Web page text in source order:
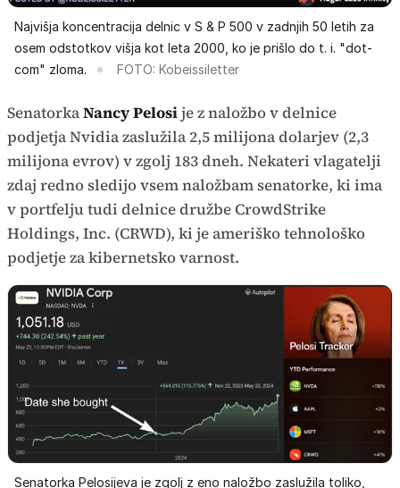
Najvišja koncentracija delnic v S & P 500 v zadnjih 50 letih za
osem odstotkov višja kot leta 2000, ko je prišlo do t. i. "dot-
com" zloma.
FOTO: Kobeissiletter
SenatorkaNancy Pelosije z naložbo v delnice
podjetja Nvidia zaslužila 2,5 milijona dolarjev (2,3
milijona evrov) v zgolj 183 dneh. Nekateri vlagatelji
zdaj redno sledijo vsem naložbam senatorke, ki ima
v portfelju tudi delnice družbe CrowdStrike
Holdings, Inc. (CRWD), ki je ameriško tehnološko
podjetje za kibernetsko varnost.
Senatorka Pelosijeva je zgolj z eno naložbo zaslužila toliko,